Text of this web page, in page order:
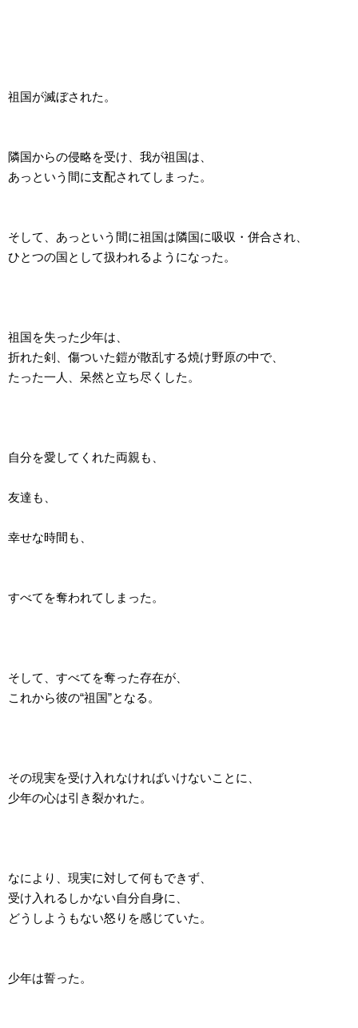
祖国が滅ぼされた。
隣国からの侵略を受け、我が祖国は、
あっという間に支配されてしまった。
そして、あっという間に祖国は隣国に吸収・併合され、
ひとつの国として扱われるようになった。
祖国を失った少年は、
折れた剣、傷ついた鎧が散乱する焼け野原の中で、
たった一人、呆然と立ち尽くした。
自分を愛してくれた両親も、
友達も、
幸せな時間も、
すべてを奪われてしまった。
そして、すべてを奪った存在が、
これから彼の“祖国”となる。
その現実を受け入れなければいけないことに、
少年の心は引き裂かれた。
なにより、現実に対して何もできず、
受け入れるしかない自分自身に、
どうしようもない怒りを感じていた。
少年は誓った。